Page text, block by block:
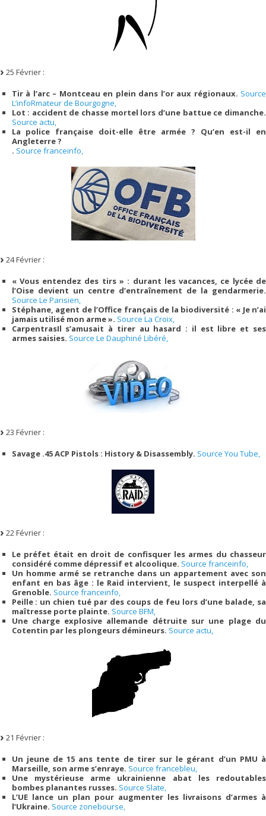
25 Février :
Tir à l’arc – Montceau en plein dans l’or aux régionaux. Source
L’infoRmateur de Bourgogne,
Lot : accident de chasse mortel lors d’une battue ce dimanche.
Source actu,
La police française doit-elle être armée ? Qu’en est-il en
Angleterre ?
. Source franceinfo,
24 Février :
« Vous entendez des tirs » : durant les vacances, ce lycée de
l’Oise devient un centre d’entraînement de la gendarmerie.
Source Le Parisien,
Stéphane, agent de l’Office français de la biodiversité : « Je n’ai
jamais utilisé mon arme ». Source La Croix,
CarpentrasIl s’amusait à tirer au hasard : il est libre et ses
armes saisies. Source Le Dauphiné Libéré,
23 Février :
Savage .45 ACP Pistols : History & Disassembly. Source You Tube,
22 Février :
Le préfet était en droit de confisquer les armes du chasseur
considéré comme dépressif et alcoolique. Source franceinfo,
Un homme armé se retranche dans un appartement avec son
enfant en bas âge : le Raid intervient, le suspect interpellé à
Grenoble. Source franceinfo,
Peille : un chien tué par des coups de feu lors d’une balade, sa
maîtresse porte plainte. Source BFM,
Une charge explosive allemande détruite sur une plage du
Cotentin par les plongeurs démineurs. Source actu,
21 Février :
Un jeune de 15 ans tente de tirer sur le gérant d’un PMU à
Marseille, son arme s’enraye. Source francebleu,
Une mystérieuse arme ukrainienne abat les redoutables
bombes planantes russes. Source Slate,
L’UE lance un plan pour augmenter les livraisons d’armes à
l’Ukraine. Source zonebourse,